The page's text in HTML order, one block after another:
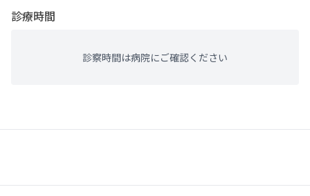
診療時間
診察時間は病院にご確認ください